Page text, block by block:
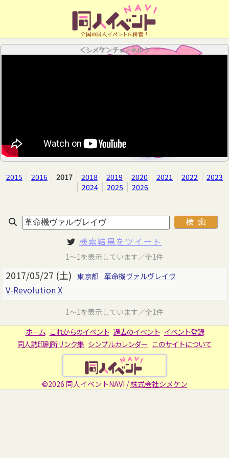
全国の同人イベントを検索！
＜シメケンチャンネル＞
2015 2016 2017 2018 2019 2020 2021 2022
2023
2024
2025 2026
検索結果をツイート
1～1を表示しています／全1件
2017/05/27 (土) 東京都 革命機ヴァルヴレイヴ
V-Revolution X
1～1を表示しています／全1件
ホーム これからのイベント 過去のイベント イベント登録
同人誌印刷所リンク集 シンプルカレンダー このサイトについて
©2026 同人イベントNAVI /株式会社シメケン